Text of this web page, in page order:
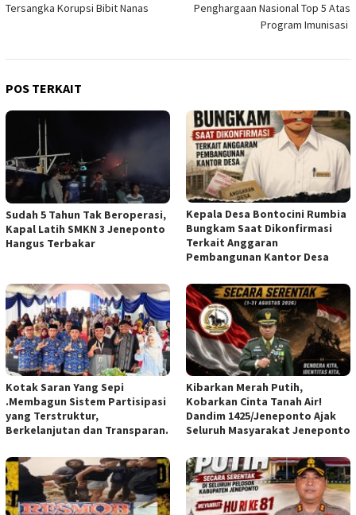
Tersangka Korupsi Bibit Nanas
Penghargaan Nasional Top 5 Atas
Program Imunisasi
POS TERKAIT
Sudah 5 Tahun Tak Beroperasi,
Kapal Latih SMKN 3 Jeneponto
Hangus Terbakar
Kepala Desa Bontocini Rumbia
Bungkam Saat Dikonfirmasi
Terkait Anggaran
Pembangunan Kantor Desa
Kotak Saran Yang Sepi
.Membagun Sistem Partisipasi
yang Terstruktur,
Berkelanjutan dan Transparan.
Kibarkan Merah Putih,
Kobarkan Cinta Tanah Air!
Dandim 1425/Jeneponto Ajak
Seluruh Masyarakat Jeneponto